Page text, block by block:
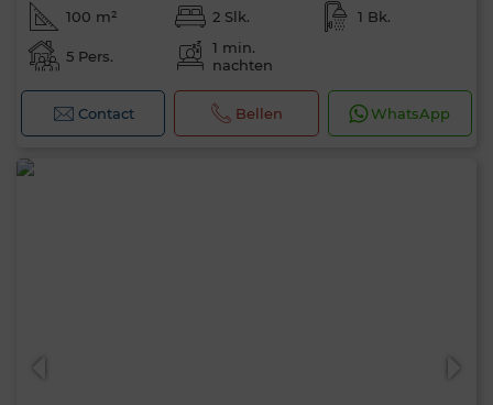
100 m² 2 Slk. 1 Bk.
5 Pers.
1 min.
nachten
Contact Bellen WhatsApp